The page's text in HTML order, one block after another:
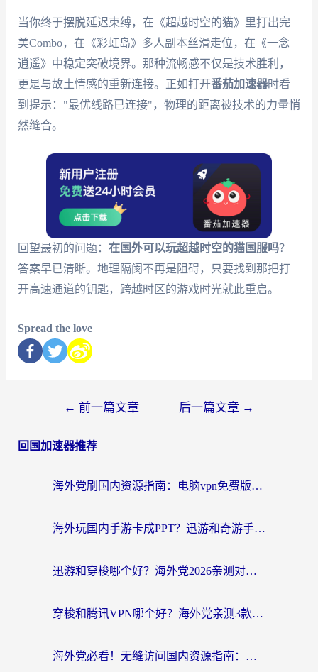
当你终于摆脱延迟束缚，在《超越时空的猫》里打出完
美Combo，在《彩虹岛》多人副本丝滑走位，在《一念
逍遥》中稳定突破境界。那种流畅感不仅是技术胜利，
更是与故土情感的重新连接。正如打开番茄加速器时看
到提示："最优线路已连接"，物理的距离被技术的力量悄
然缝合。
回望最初的问题： 在国外可以玩超越时空的猫国服吗？
答案早已清晰。地理隔阂不再是阻碍，只要找到那把打
开高速通道的钥匙，跨越时区的游戏时光就此重启。
Spread the love
← 前一篇文章 后一篇文章 →
回国加速器推荐
海外党刷国内资源指南：电脑vpn免费版真的能用吗？选对加速器才是关键
海外玩国内手游卡成PPT？迅游和奇游手游哪个好？附真实VPN评测及番茄加速器体验
迅游和穿梭哪个好？海外党2026亲测对比+免费vs付费选择指南，附番茄加速器实测体验
穿梭和腾讯VPN哪个好？海外党亲测3款热门回国加速器，附避坑指南
海外党必看！无缝访问国内资源指南：从vpn官网下载到加速器选择（附番茄实测）